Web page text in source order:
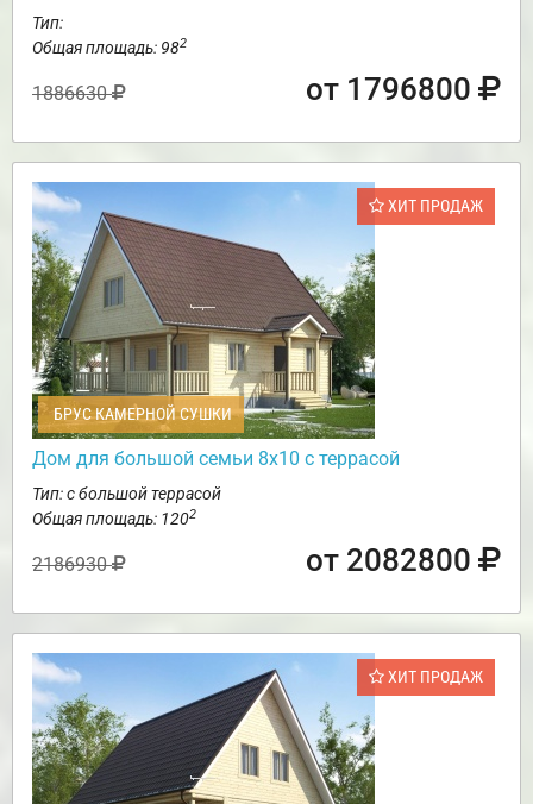
Тип:
Общая площадь: 982
1886630 от 1796800
ХИТ ПРОДАЖ
БРУС КАМЕРНОЙ СУШКИ
Дом для большой семьи 8х10 с террасой
Тип: с большой террасой
Общая площадь: 1202
2186930 от 2082800
ХИТ ПРОДАЖ